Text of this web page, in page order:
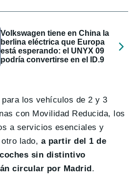
Volkswagen tiene en China la
berlina eléctrica que Europa
está esperando: el UNYX 09
podría convertirse en el ID.9
los vehículos de 2 y 3
con Movilidad Reducida, los
a servicios esenciales y
lado, a partir del 1 de
sin distintivo
circular por Madrid.